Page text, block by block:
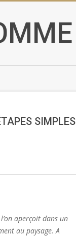
SIMPLES
aperçoit dans un
au paysage. A